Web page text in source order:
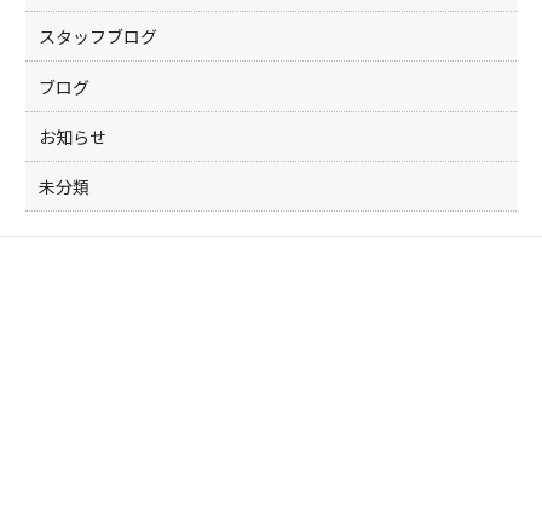
スタッフブログ
ブログ
お知らせ
未分類